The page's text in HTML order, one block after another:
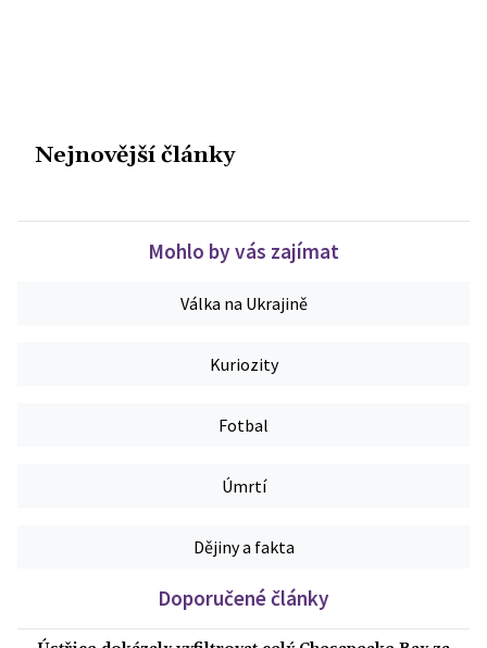
Nejnovější články
Mohlo by vás zajímat
Válka na Ukrajině
Kuriozity
Fotbal
Úmrtí
Dějiny a fakta
Doporučené články